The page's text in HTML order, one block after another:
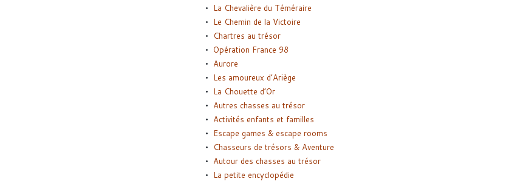
La Chevalière du Téméraire
Le Chemin de la Victoire
Chartres au trésor
Opération France 98
Aurore
Les amoureux d’Ariège
La Chouette d’Or
Autres chasses au trésor
Activités enfants et familles
Escape games & escape rooms
Chasseurs de trésors & Aventure
Autour des chasses au trésor
La petite encyclopédie